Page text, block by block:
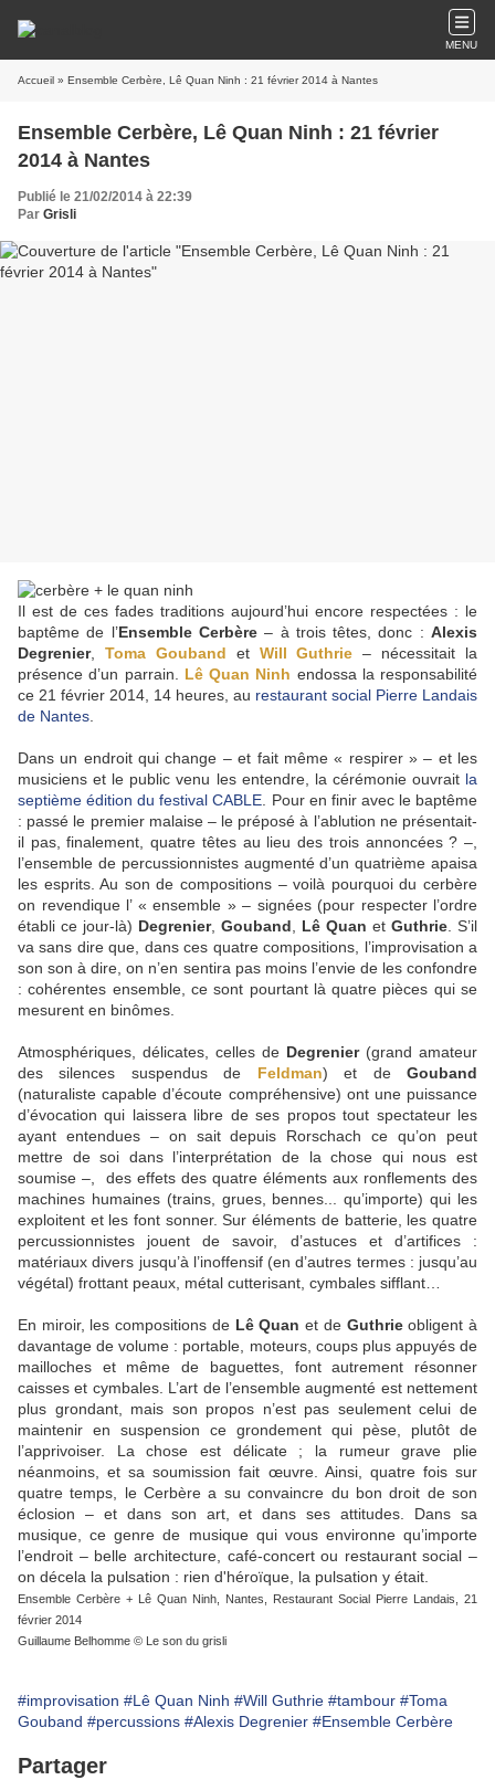
MENU
Accueil » Ensemble Cerbère, Lê Quan Ninh : 21 février 2014 à Nantes
Ensemble Cerbère, Lê Quan Ninh : 21 février
2014 à Nantes
Publié le 21/02/2014 à 22:39
Par Grisli
Il est de ces fades traditions aujourd’hui encore respectées : le
baptême de l’Ensemble Cerbère– à trois têtes, donc :Alexis
Degrenier, Toma Gouband et Will Guthrie – nécessitait la
présence d’un parrain. Lê Quan Ninh endossa la responsabilité
ce 21 février 2014, 14 heures, au restaurant social Pierre Landais
de Nantes
Dans un endroit qui change – et fait même « respirer » – et les
musiciens et le public venu les entendre, la cérémonie ouvrait la
septième édition du festival CABLE . Pour en finir avec le baptême
: passé le premier malaise – le préposé à l’ablution ne présentait-
il pas, finalement, quatre têtes au lieu des trois annoncées ? –,
l’ensemble de percussionnistes augmenté d’un quatrième apaisa
les esprits. Au son de compositions – voilà pourquoi du cerbère
on revendique l’ « ensemble » – signées (pour respecter l’ordre
établi ce jour-là) Degrenier, Gouband Lê Quan et Guthrie . S’il
va sans dire que, dans ces quatre compositions, l’improvisation a
son son à dire, on n’en sentira pas moins l’envie de les confondre
: cohérentes ensemble, ce sont pourtant là quatre pièces qui se
mesurent en binômes.
Atmosphériques, délicates, celles de Degrenier(grand amateur
des silences suspendus de Feldman) et deGouband
(naturaliste capable d’écoute compréhensive) ont une puissance
d’évocation qui laissera libre de ses propos tout spectateur les
ayant entendues – on sait depuis Rorschach ce qu’on peut
mettre de soi dans l’interprétation de la chose qui nous est
soumise –, des effets des quatre éléments aux ronflements des
machines humaines (trains, grues, bennes... qu’importe) qui les
exploitent et les font sonner. Sur éléments de batterie, les quatre
percussionnistes jouent de savoir, d’astuces et d’artifices :
matériaux divers jusqu’à l’inoffensif (en d’autres termes : jusqu’au
végétal) frottant peaux, métal cutterisant, cymbales sifflant…
En miroir, les compositions de Lê Quanet de Guthrieobligent à
davantage de volume : portable, moteurs, coups plus appuyés de
mailloches et même de baguettes, font autrement résonner
caisses et cymbales. L’art de l’ensemble augmenté est nettement
plus grondant, mais son propos n’est pas seulement celui de
maintenir en suspension ce grondement qui pèse, plutôt de
l’apprivoiser. La chose est délicate ; la rumeur grave plie
néanmoins, et sa soumission fait œuvre. Ainsi, quatre fois sur
quatre temps, le Cerbère a su convaincre du bon droit de son
éclosion – et dans son art, et dans ses attitudes. Dans sa
musique, ce genre de musique qui vous environne qu’importe
l’endroit – belle architecture, café-concert ou restaurant social –
on décela la pulsation : rien d'héroïque, la pulsation y était.
Ensemble Cerbère + Lê Quan Ninh, Nantes, Restaurant Social Pierre Landais, 21
février 2014
Guillaume Belhomme © Le son du grisli
#improvisation #Lê Quan Ninh #Will Guthrie #tambour #Toma
Gouband #percussions #Alexis Degrenier #Ensemble Cerbère
Partager